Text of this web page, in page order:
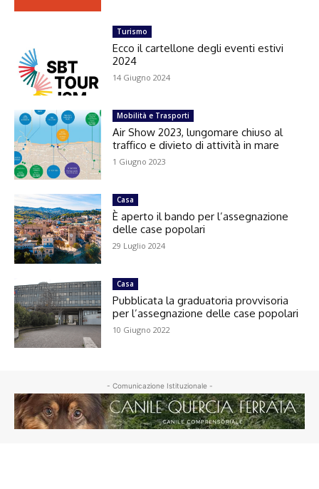
Turismo
Ecco il cartellone degli eventi estivi
2024
14 Giugno 2024
Mobilità e Trasporti
Air Show 2023, lungomare chiuso al
traffico e divieto di attività in mare
1 Giugno 2023
Casa
È aperto il bando per l’assegnazione
delle case popolari
29 Luglio 2024
Casa
Pubblicata la graduatoria provvisoria
per l’assegnazione delle case popolari
10 Giugno 2022
- Comunicazione Istituzionale -